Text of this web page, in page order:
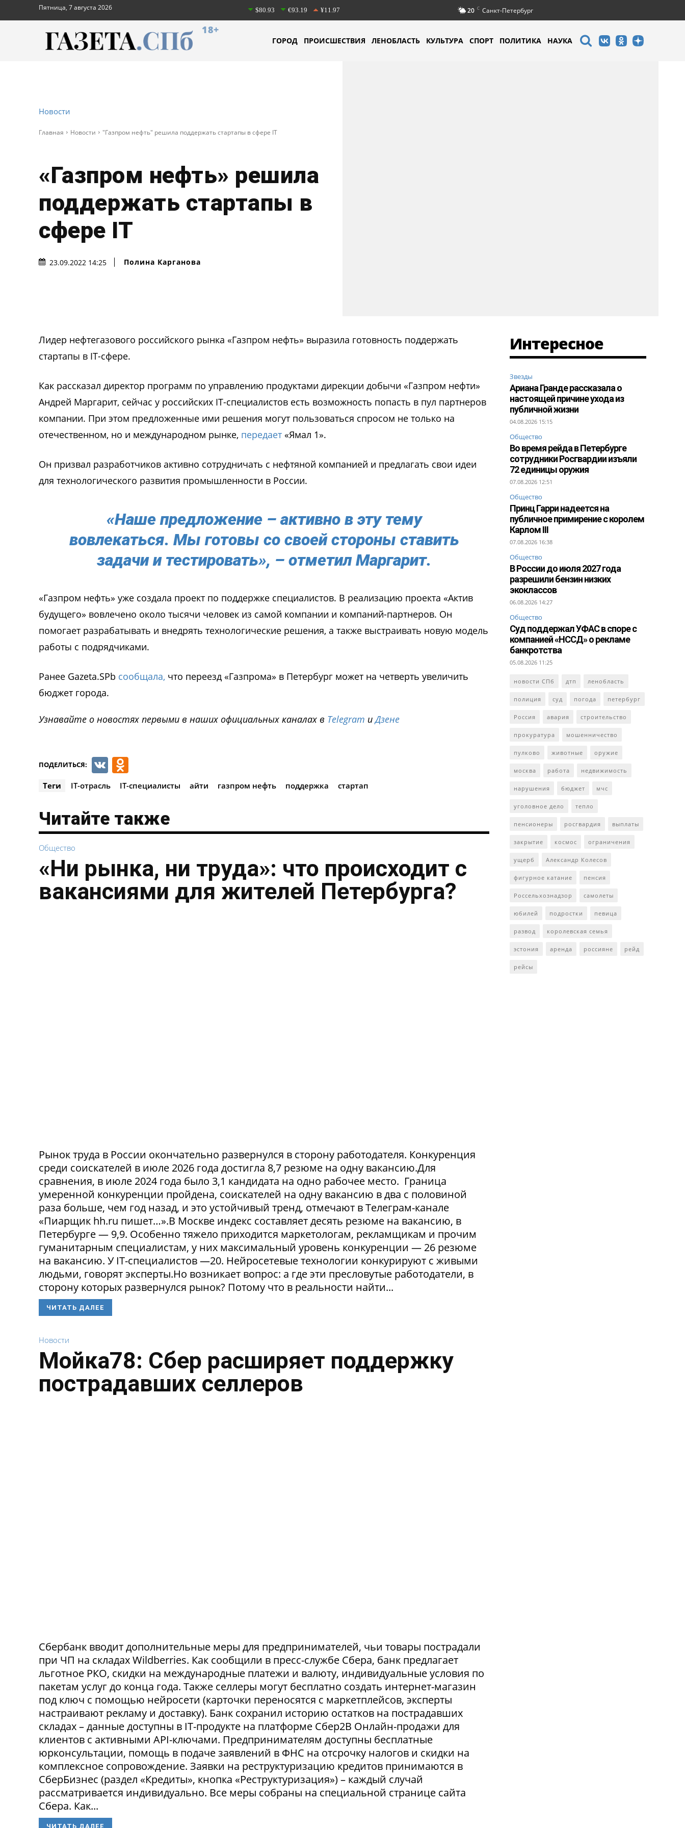
Пятница, 7 августа 2026 $80.93 €93.19 ¥11.97 20 C Санкт-Петербург
18+
ГОРОД ПРОИСШЕСТВИЯ ЛЕНОБЛАСТЬ КУЛЬТУРА СПОРТ ПОЛИТИКА НАУКА
Новости
Главная Новости "Газпром нефть" решила поддержать стартапы в сфере IT
«Газпром нефть» решила
поддержать стартапы в
сфере IT
23.09.2022 14:25 Полина Карганова
Лидер нефтегазового российского рынка «Газпром нефть» выразила готовность поддержать
стартапы в IT-сфере.
Как рассказал директор программ по управлению продуктами дирекции добычи «Газпром нефти»
Андрей Маргарит, сейчас у российских IT-специалистов есть возможность попасть в пул партнеров
компании. При этом предложенные ими решения могут пользоваться спросом не только на
отечественном, но и международном рынке, передает «Ямал 1».
Он призвал разработчиков активно сотрудничать с нефтяной компанией и предлагать свои идеи
для технологического развития промышленности в России.
«Наше предложение – активно в эту тему
вовлекаться. Мы готовы со своей стороны ставить
задачи и тестировать», – отметил Маргарит.
«Газпром нефть» уже создала проект по поддержке специалистов. В реализацию проекта «Актив
будущего» вовлечено около тысячи человек из самой компании и компаний-партнеров. Он
помогает разрабатывать и внедрять технологические решения, а также выстраивать новую модель
работы с подрядчиками.
Ранее Gazeta.SPb сообщала, что переезд «Газпрома» в Петербург может на четверть увеличить
бюджет города.
Узнавайте о новостях первыми в наших официальных каналах в Telegram иДзене
ПОДЕЛИТЬСЯ: VK
Теги IT-отрасль IT-специалисты айти газпром нефть поддержка стартап
Читайте также
Общество
«Ни рынка, ни труда»: что происходит с
вакансиями для жителей Петербурга?
Рынок труда в России окончательно развернулся в сторону работодателя. Конкуренция
среди соискателей в июле 2026 года достигла 8,7 резюме на одну вакансию.Для
сравнения, в июле 2024 года было 3,1 кандидата на одно рабочее место. Граница
умеренной конкуренции пройдена, соискателей на одну вакансию в два с половиной
раза больше, чем год назад, и это устойчивый тренд, отмечают в Телеграм-канале
«Пиарщик hh.ru пишет…».В Москве индекс составляет десять резюме на вакансию, в
Петербурге — 9,9. Особенно тяжело приходится маркетологам, рекламщикам и прочим
гуманитарным специалистам, у них максимальный уровень конкуренции — 26 резюме
на вакансию. У IT-специалистов —20. Нейросетевые технологии конкурируют с живыми
людьми, говорят эксперты.Но возникает вопрос: а где эти пресловутые работодатели, в
сторону которых развернулся рынок? Потому что в реальности найти...
ЧИТАТЬ ДАЛЕЕ
Новости
Мойка78: Сбер расширяет поддержку
пострадавших селлеров
Сбербанк вводит дополнительные меры для предпринимателей, чьи товары пострадали
при ЧП на складах Wildberries. Как сообщили в пресс-службе Сбера, банк предлагает
льготное РКО, скидки на международные платежи и валюту, индивидуальные условия по
пакетам услуг до конца года. Также селлеры могут бесплатно создать интернет-магазин
под ключ с помощью нейросети (карточки переносятся с маркетплейсов, эксперты
настраивают рекламу и доставку). Банк сохранил историю остатков на пострадавших
складах – данные доступны в IT-продукте на платформе Сбер2В Онлайн-продажи для
клиентов с активными API-ключами. Предпринимателям доступны бесплатные
юрконсультации, помощь в подаче заявлений в ФНС на отсрочку налогов и скидки на
комплексное сопровождение. Заявки на реструктуризацию кредитов принимаются в
СберБизнес (раздел «Кредиты», кнопка «Реструктуризация») – каждый случай
рассматривается индивидуально. Все меры собраны на специальной странице сайта
Сбера. Как...
ЧИТАТЬ ДАЛЕЕ
Интересное
Звезды
Ариана Гранде рассказала о
настоящей причине ухода из
публичной жизни
04.08.2026 15:15
Общество
Во время рейда в Петербурге
сотрудники Росгвардии изъяли
72 единицы оружия
07.08.2026 12:51
Общество
Принц Гарри надеется на
публичное примирение с королем
Карлом III
07.08.2026 16:38
Общество
В России до июля 2027 года
разрешили бензин низких
экоклассов
06.08.2026 14:27
Общество
Суд поддержал УФАС в споре с
компанией «НССД» о рекламе
банкротства
05.08.2026 11:25
новости СПб дтп ленобласть
полиция суд погода петербург
Россия авария строительство
прокуратура мошенничество
пулково животные оружие
москва работа недвижимость
нарушения бюджет мчс
уголовное дело тепло
пенсионеры росгвардия выплаты
закрытие космос ограничения
ущерб Александр Колесов
фигурное катание пенсия
Россельхознадзор самолеты
юбилей подростки певица
развод королевская семья
эстония аренда россияне рейд
рейсы